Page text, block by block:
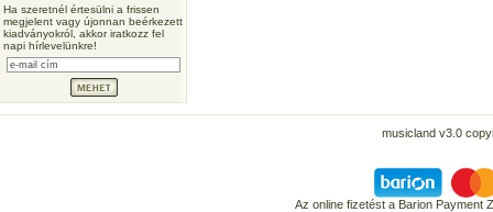
Ha szeretnél értesülni a frissen
megjelent vagy újonnan beérkezett
kiadványokról, akkor iratkozz fel
napi hírlevelünkre!
musicland v3.0
Az online fizetést a Barion Payment